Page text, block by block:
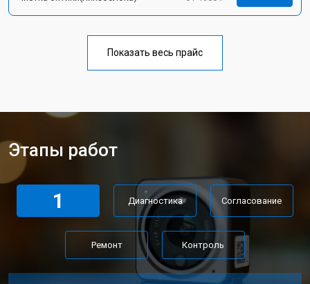
Показать весь прайс
Этапы работ
1 Диагностика Согласование
Ремонт Контроль